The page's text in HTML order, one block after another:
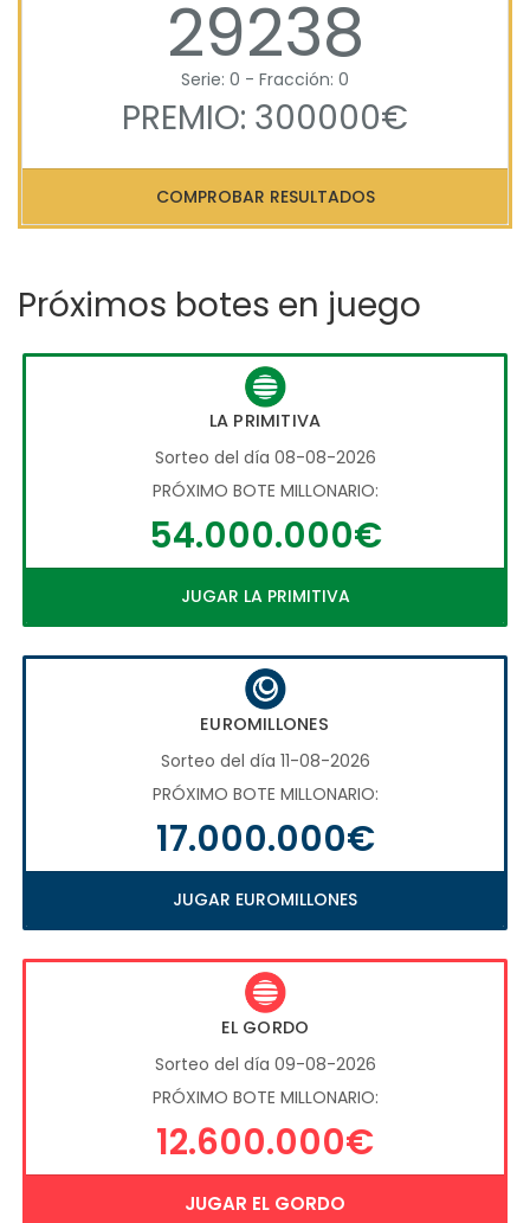
29238
Serie: 0 - Fracción: 0
PREMIO: 300000€
COMPROBAR RESULTADOS
Próximos botes en juego
LA PRIMITIVA
Sorteo del día 08-08-2026
PRÓXIMO BOTE MILLONARIO:
54.000.000€
JUGAR LA PRIMITIVA
EUROMILLONES
Sorteo del día 11-08-2026
PRÓXIMO BOTE MILLONARIO:
17.000.000€
JUGAR EUROMILLONES
EL GORDO
Sorteo del día 09-08-2026
PRÓXIMO BOTE MILLONARIO:
12.600.000€
JUGAR EL GORDO